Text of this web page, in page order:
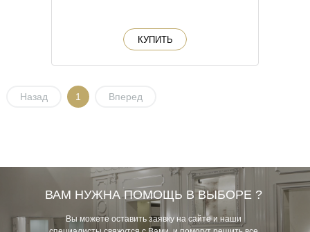
КУПИТЬ
Назад 1 Вперед
ВАМ НУЖНА ПОМОЩЬ В ВЫБОРЕ ?
Вы можете оставить заявку на сайте и наши